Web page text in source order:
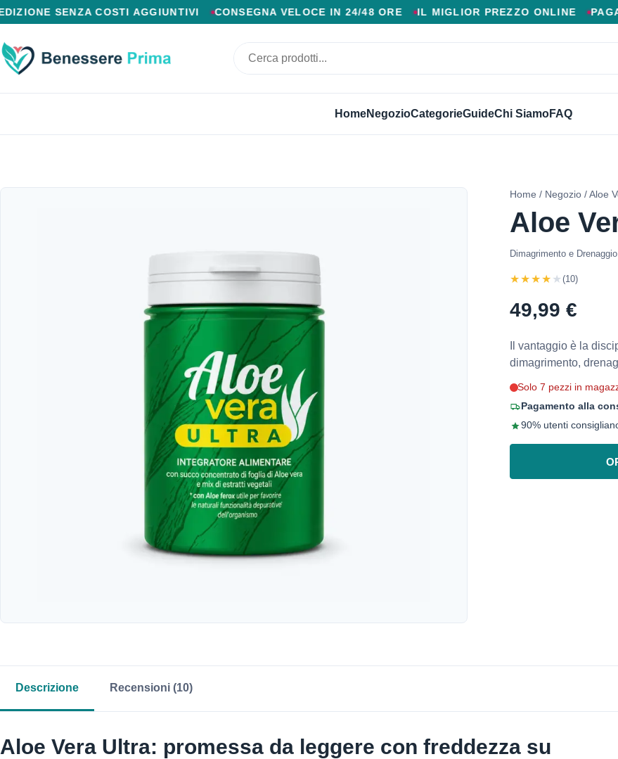
PAGAMENTO ALLA CONSEGNA, SPEDIZIONE SENZA COSTI AGGIUNTIVI, CONSEGNA VELOCE IN 24/48 ORE,
SENZA COSTI AGGIUNTIVI CONSEGNA VELOCE IN 24/48 ORE IL MIGLIOR PREZZO ONLINE
HomeNegozioCategorieGuideChi SiamoFAQ
Home / Negozio/ Aloe
Aloe
Dimagrimento e Drenaggio
★★★★★ (10)
49,99 €
Il vantaggio è la
dimagrimento,
Solo 7 pezzi in
Pagamento alla
90% utenti
Descrizione Recensioni (10)
Aloe Vera Ultra: promessa da leggere con freddezza su